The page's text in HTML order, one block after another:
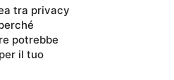
tra privacy
potrebbe
il tuo